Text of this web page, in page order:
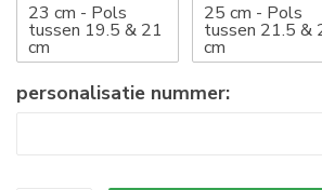
23 cm - Pols
tussen 19.5 & 21
cm
25 cm - Pols
tussen 21.5 &
cm
personalisatie nummer: